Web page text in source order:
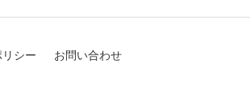
シー お問い合わせ